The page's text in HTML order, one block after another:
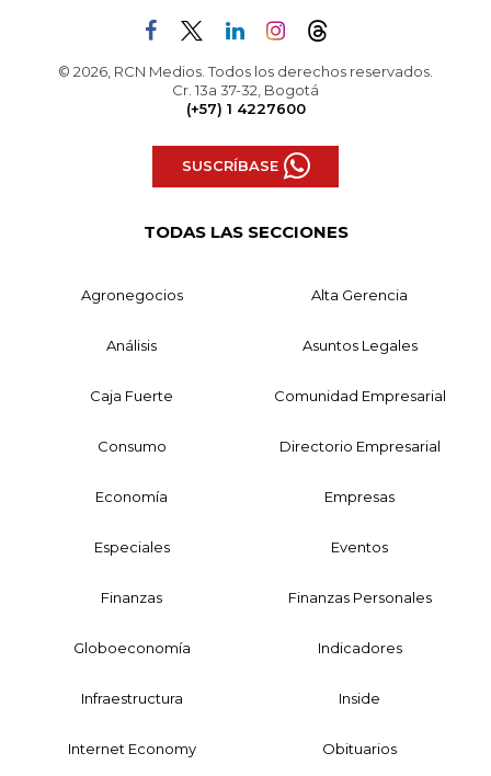
© 2026, RCN Medios. Todos los derechos reservados.
Cr. 13a 37-32, Bogotá
(+57) 1 4227600
SUSCRÍBASE
TODAS LAS SECCIONES
Agronegocios Alta Gerencia
Análisis Asuntos Legales
Caja Fuerte Comunidad Empresarial
Consumo Directorio Empresarial
Economía Empresas
Especiales Eventos
Finanzas Finanzas Personales
Globoeconomía Indicadores
Infraestructura Inside
Internet Economy Obituarios